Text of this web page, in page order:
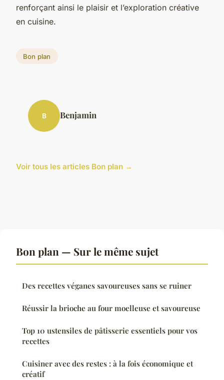
renforçant ainsi le plaisir et l’exploration créative
en cuisine.
Bon plan
B Benjamin
Voir tous les articles Bon plan →
Bon plan — Sur le même sujet
Des recettes véganes savoureuses sans se ruiner
Réussir la brioche au four moelleuse et savoureuse
Top 10 ustensiles de pâtisserie essentiels pour vos
recettes
Cuisiner avec des restes : à la fois économique et
créatif